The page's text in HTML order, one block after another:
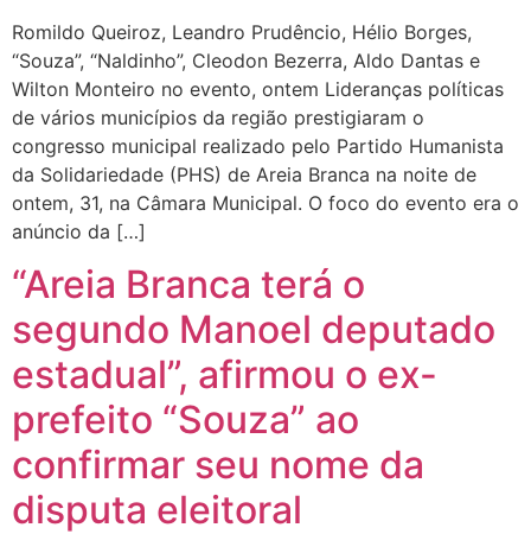
Romildo Queiroz, Leandro Prudêncio, Hélio Borges,
“Souza”, “Naldinho”, Cleodon Bezerra, Aldo Dantas e
Wilton Monteiro no evento, ontem Lideranças políticas
de vários municípios da região prestigiaram o
congresso municipal realizado pelo Partido Humanista
da Solidariedade (PHS) de Areia Branca na noite de
ontem, 31, na Câmara Municipal. O foco do evento era o
anúncio da […]
“Areia Branca terá o
segundo Manoel deputado
estadual”, afirmou o ex-
prefeito “Souza” ao
confirmar seu nome da
disputa eleitoral